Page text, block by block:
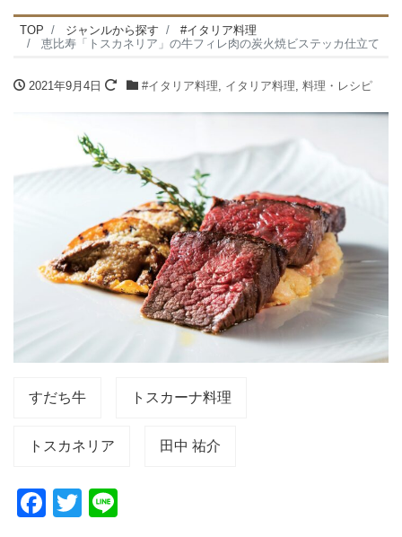
TOP ジャンルから探す
#イタリア料理
恵比寿「トスカネリア」の牛フィレ肉の炭火焼ビステッカ仕立て
2021年9月4日 #イタリア料理, イタリア料理, 料理・レシピ
すだち牛 トスカーナ料理
トスカネリア 田中 祐介
F
T